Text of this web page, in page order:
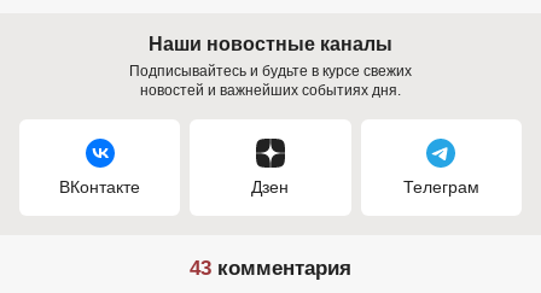
Наши новостные каналы
Подписывайтесь и будьте в курсе свежих
новостей и важнейших событиях дня.
ВКонтакте Дзен Телеграм
43 комментария